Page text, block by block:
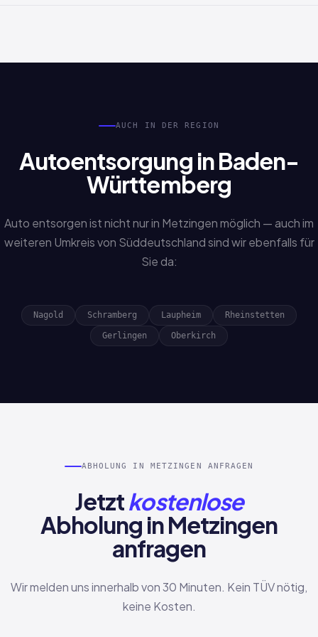
AUCH IN DER REGION
Autoentsorgung in Baden-
Württemberg
Auto entsorgen ist nicht nur in Metzingen möglich — auch im
weiteren Umkreis von Süddeutschland sind wir ebenfalls für
Sie da:
Nagold Schramberg Laupheim Rheinstetten
Gerlingen Oberkirch
ABHOLUNG IN METZINGEN ANFRAGEN
Jetztkostenlose
Abholung in Metzingen
anfragen
Wir melden uns innerhalb von 30 Minuten. Kein TÜV nötig,
keine Kosten.